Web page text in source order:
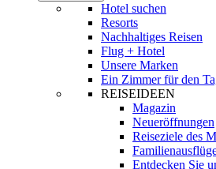
Hotel suchen
Resorts
Nachhaltiges Reisen
Flug + Hotel
Unsere Marken
Ein Zimmer für den
REISEIDEEN
Magazin
Neueröffnungen
Reiseziele des
Entdecken Sie